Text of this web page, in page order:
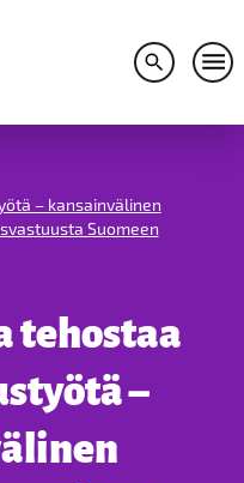
Avaa
– kansainvälinen
Suomeen
tehostaa
–